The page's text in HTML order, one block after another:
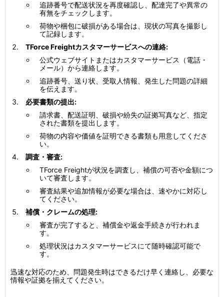
追跡番号で配送状況を再度確認し、配達完了や異常の
有無をチェックします。
荷物や梱包に破損がある場合は、現状の写真を撮影し
て記録します。
TForce Freightカスタマーサービスへの連絡:
公式ウェブサイトまたはカスタマーサービス（電話・
メール）から連絡します。
追跡番号、送り状、受取人情報、発生した問題の詳細
を伝えます。
必要書類の提出:
請求書、配送証明、破損や紛失の証拠写真など、指定
された書類を提出します。
荷物の内容や価値を証明できる書類も用意してくださ
い。
調査・審査:
TForce Freightが状況を調査し、補償の可否や金額につ
いて審査します。
審査結果や追加情報が必要な場合は、速やかに対応し
てください。
補償・クレームの処理:
審査が完了すると、補償金や返金手続きが行われま
す。
処理状況はカスタマーサービスにて随時確認可能で
す。
迅速な対応のため、問題発生時はできるだけ早く連絡し、必要な
情報や証拠を揃えてください。